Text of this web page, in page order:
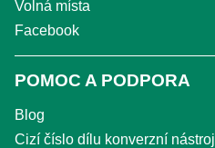
Volná místa
Facebook
POMOC A PODPORA
Blog
Cizí číslo dílu konverzní nástroj